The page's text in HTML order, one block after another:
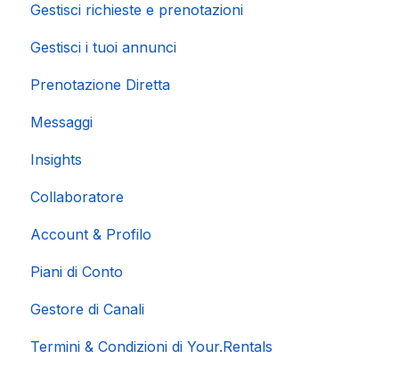
Gestisci richieste e prenotazioni
Gestisci i tuoi annunci
Prenotazione Diretta
Messaggi
Insights
Collaboratore
Account & Profilo
Piani di Conto
Gestore di Canali
Termini & Condizioni di Your.Rentals